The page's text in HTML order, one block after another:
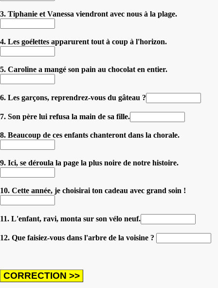
3. Tiphanie et Vanessa viendront avec nous à la plage.
4. Les goélettes apparurent tout à coup à l'horizon.
5. Caroline a mangé son pain au chocolat en entier.
6. Les garçons, reprendrez-vous du gâteau ?
7. Son père lui refusa la main de sa fille.
8. Beaucoup de ces enfants chanteront dans la chorale.
9. Ici, se déroula la page la plus noire de notre histoire.
10. Cette année, je choisirai ton cadeau avec grand soin !
11. L'enfant, ravi, monta sur son vélo neuf.
12. Que faisiez-vous dans l'arbre de la voisine ?